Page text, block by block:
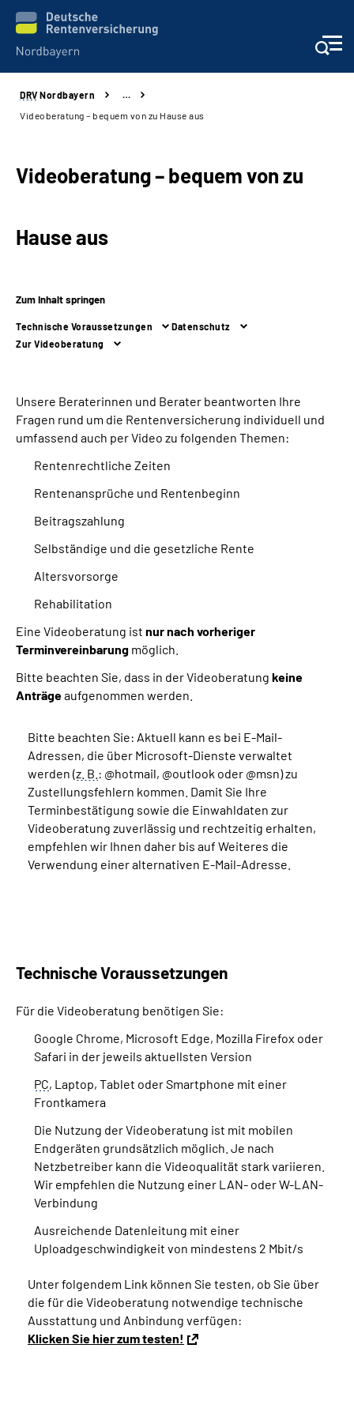
Online-Services
Reha-Kliniken
Karriere
Inhalte in Gebärdensprache (DGS)
Suche
DRV Nordbayern
…
Videoberatung – bequem von zu Hause aus
Videoberatung – bequem von zu
Hause aus
Zum Inhalt springen
Technische Voraussetzungen
Datenschutz
Zur Videoberatung
Unsere Beraterinnen und Berater beantworten Ihre
Fragen rund um die Rentenversicherung individuell und
umfassend auch per Video zu folgenden Themen:
Rentenrechtliche Zeiten
Rentenansprüche und Rentenbeginn
Beitragszahlung
Selbständige und die gesetzliche Rente
Altersvorsorge
Rehabilitation
Eine Videoberatung ist nur nach vorheriger
Terminvereinbarung möglich.
Bitte beachten Sie, dass in der Videoberatung keine
Anträgeaufgenommen werden.
Bitte beachten Sie: Aktuell kann es bei E-Mail-
Adressen, die über Microsoft-Dienste verwaltet
werden (z. B. : @hotmail, @outlook oder @msn) zu
Zustellungsfehlern kommen. Damit Sie Ihre
Terminbestätigung sowie die Einwahldaten zur
Videoberatung zuverlässig und rechtzeitig erhalten,
empfehlen wir Ihnen daher bis auf Weiteres die
Verwendung einer alternativen E-Mail-Adresse.
Technische Voraussetzungen
Für die Videoberatung benötigen Sie:
Google Chrome, Microsoft Edge, Mozilla Firefox oder
Safari in der jeweils aktuellsten Version
PC, Laptop, Tablet oder Smartphone mit einer
Frontkamera
Die Nutzung der Videoberatung ist mit mobilen
Endgeräten grundsätzlich möglich. Je nach
Netzbetreiber kann die Videoqualität stark variieren.
Wir empfehlen die Nutzung einer LAN- oder W-LAN-
Verbindung
Ausreichende Datenleitung mit einer
Uploadgeschwindigkeit von mindestens 2 Mbit/s
Unter folgendem Link können Sie testen, ob Sie über
die für die Videoberatung notwendige technische
Ausstattung und Anbindung verfügen:
Klicken Sie hier zum testen!